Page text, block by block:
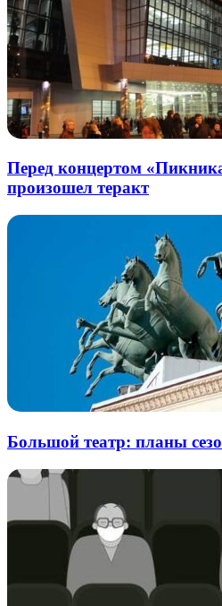
Перед концертом
произошел теракт
Большой театр: планы